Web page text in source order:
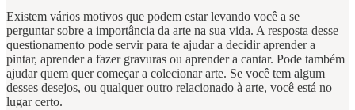
Existem vários motivos que podem estar levando você a se
perguntar sobre a importância da arte na sua vida. A resposta desse
questionamento pode servir para te ajudar a decidir aprender a
pintar, aprender a fazer gravuras ou aprender a cantar. Pode também
ajudar quem quer começar a colecionar arte. Se você tem algum
desses desejos, ou qualquer outro relacionado à arte, você está no
lugar certo.